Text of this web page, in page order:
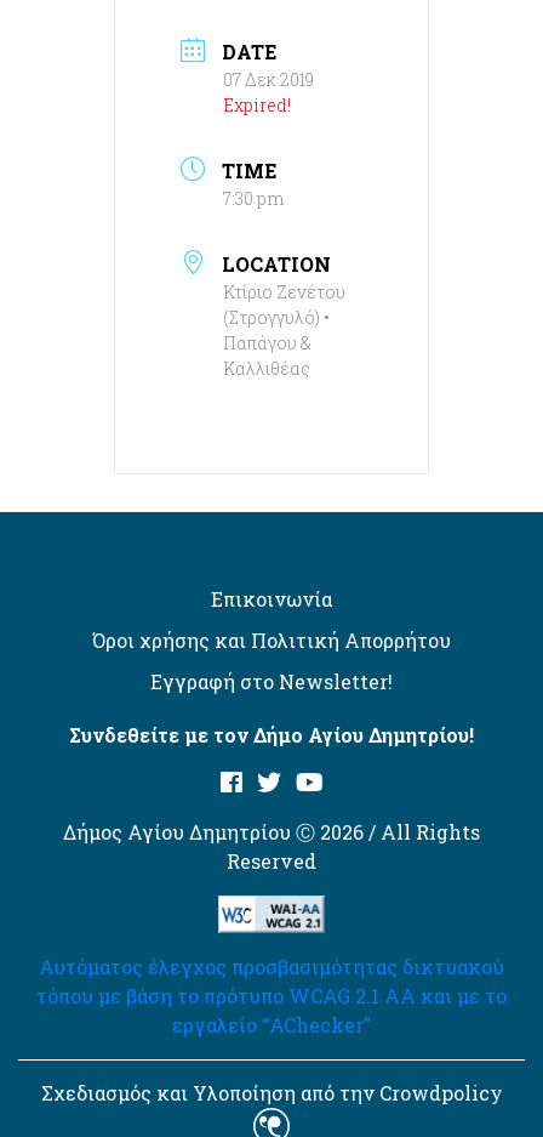
DATE
07 Δεκ 2019
Expired!
TIME
7:30 pm
LOCATION
Κτίριο Ζενέτου
(Στρογγυλό) •
Παπάγου &
Καλλιθέας
Επικοινωνία
Όροι χρήσης και Πολιτική Απορρήτου
Εγγραφή στο Newsletter!
Συνδεθείτε με τον Δήμο Αγίου Δημητρίου!
Δήμος Αγίου Δημητρίου Ⓒ 2026 / All Rights
Reserved
Αυτόματος έλεγχος προσβασιμότητας δικτυακού
τόπου με βάση το πρότυπο WCAG 2.1 AA και με το
εργαλείο “AChecker”
Σχεδιασμός και Υλοποίηση από την Crowdpolicy